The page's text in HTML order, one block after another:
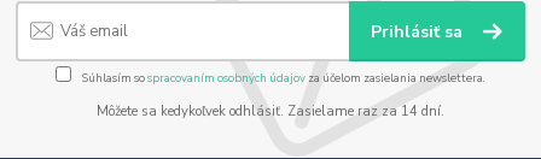
Prihlásiť sa
Súhlasím sospracovaním osobných údajov za účelom zasielania newslettera.
Môžete sa kedykoľvek odhlásiť. Zasielame raz za 14 dní.